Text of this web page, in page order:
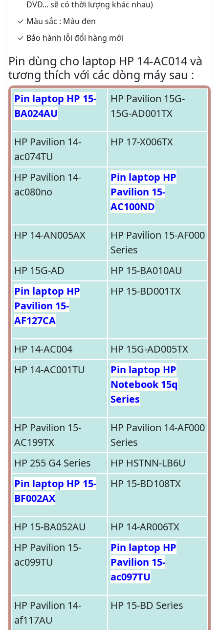
DVD... sẽ có thời lượng khác nhau)
Màu sắc : Màu đen
Bảo hành lỗi đổi hàng mới
Pin dùng cho laptop HP 14-AC014 và
tương thích với các dòng máy sau :
Pin laptop HP 15-
BA024AU
HP Pavilion 15G-
15G-AD001TX
HP Pavilion 14-
ac074TU
HP 17-X006TX
HP Pavilion 14-
ac080no
Pin laptop HP
Pavilion 15-
AC100ND
HP 14-AN005AX
HP Pavilion 15-AF000
Series
HP 15G-AD
HP 15-BA010AU
Pin laptop HP
Pavilion 15-
AF127CA
HP 15-BD001TX
HP 14-AC004
HP 15G-AD005TX
HP 14-AC001TU
Pin laptop HP
Notebook 15q
Series
HP Pavilion 15-
AC199TX
HP Pavilion 14-AF000
Series
HP 255 G4 Series
HP HSTNN-LB6U
Pin laptop HP 15-
BF002AX
HP 15-BD108TX
HP 15-BA052AU
HP 14-AR006TX
HP Pavilion 15-
ac099TU
Pin laptop HP
Pavilion 15-
ac097TU
HP Pavilion 14-
af117AU
HP 15-BD Series